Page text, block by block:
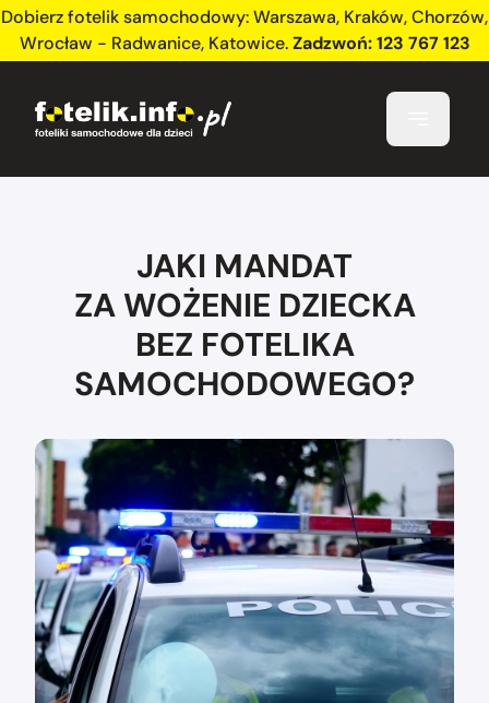
Dobierz fotelik samochodowy:Warszawa, Kraków,Chorzów,
Wrocław - Radwanice, Katowice.Zadzwoń:123 767 123
JAKI MANDAT
ZA WOŻENIE DZIECKA
BEZ FOTELIKA
SAMOCHODOWEGO?